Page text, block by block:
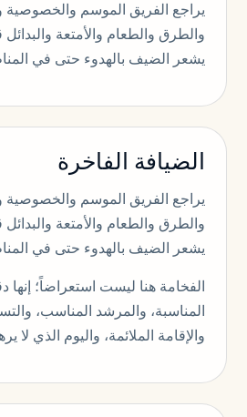
يراجع الفريق الموسم والخصوصية
والطرق والطعام والأمتعة
يشعر الضيف بالهدوء حتى في
الضيافة الفاخرة
يراجع الفريق الموسم والخصوصية
والطرق والطعام والأمتعة
يشعر الضيف بالهدوء حتى في
الفخامة هنا ليست استعراضاً؛ إنها
المناسبة، والمرشد المناسب،
والإقامة الملائمة، واليوم الذي لا